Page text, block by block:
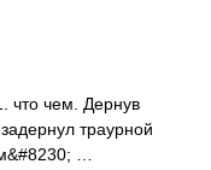
что чем. Дернув
траурной
…